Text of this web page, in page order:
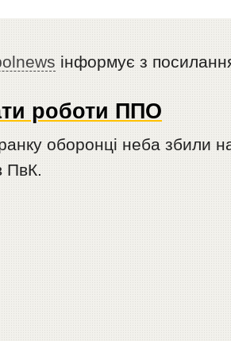
інформує з
роботи ППО
оборонці неба збили
ПвК.